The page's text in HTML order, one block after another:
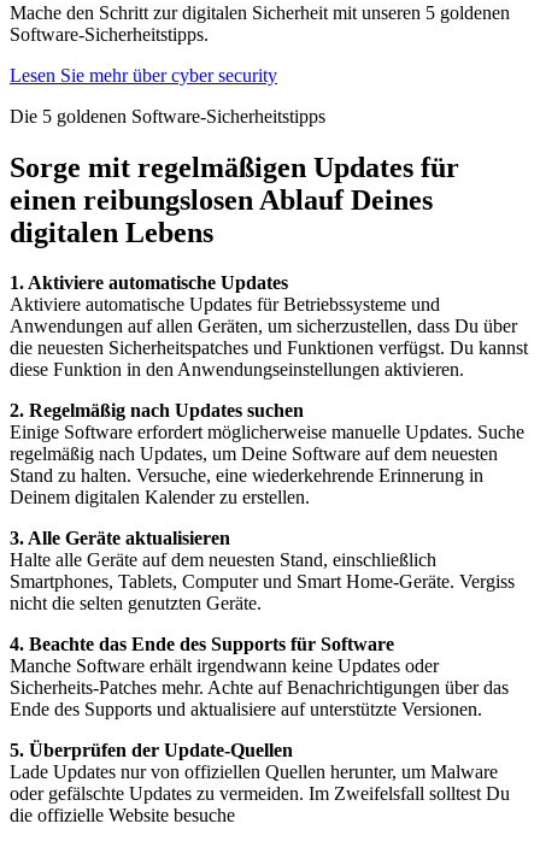
Mache den Schritt zur digitalen Sicherheit mit unseren 5 goldenen
Software-Sicherheitstipps.
Lesen Sie mehr über cyber security
Die 5 goldenen Software-Sicherheitstipps
Sorge mit regelmäßigen Updates für
einen reibungslosen Ablauf Deines
digitalen Lebens
1. Aktiviere automatische Updates
Aktiviere automatische Updates für Betriebssysteme und
Anwendungen auf allen Geräten, um sicherzustellen, dass Du über
die neuesten Sicherheitspatches und Funktionen verfügst. Du kannst
diese Funktion in den Anwendungseinstellungen aktivieren.
2. Regelmäßig nach Updates suchen
Einige Software erfordert möglicherweise manuelle Updates. Suche
regelmäßig nach Updates, um Deine Software auf dem neuesten
Stand zu halten. Versuche, eine wiederkehrende Erinnerung in
Deinem digitalen Kalender zu erstellen.
3. Alle Geräte aktualisieren
Halte alle Geräte auf dem neuesten Stand, einschließlich
Smartphones, Tablets, Computer und Smart Home-Geräte. Vergiss
nicht die selten genutzten Geräte.
4. Beachte das Ende des Supports für Software
Manche Software erhält irgendwann keine Updates oder
Sicherheits-Patches mehr. Achte auf Benachrichtigungen über das
Ende des Supports und aktualisiere auf unterstützte Versionen.
5. Überprüfen der Update-Quellen
Lade Updates nur von offiziellen Quellen herunter, um Malware
oder gefälschte Updates zu vermeiden. Im Zweifelsfall solltest Du
die offizielle Website besuche